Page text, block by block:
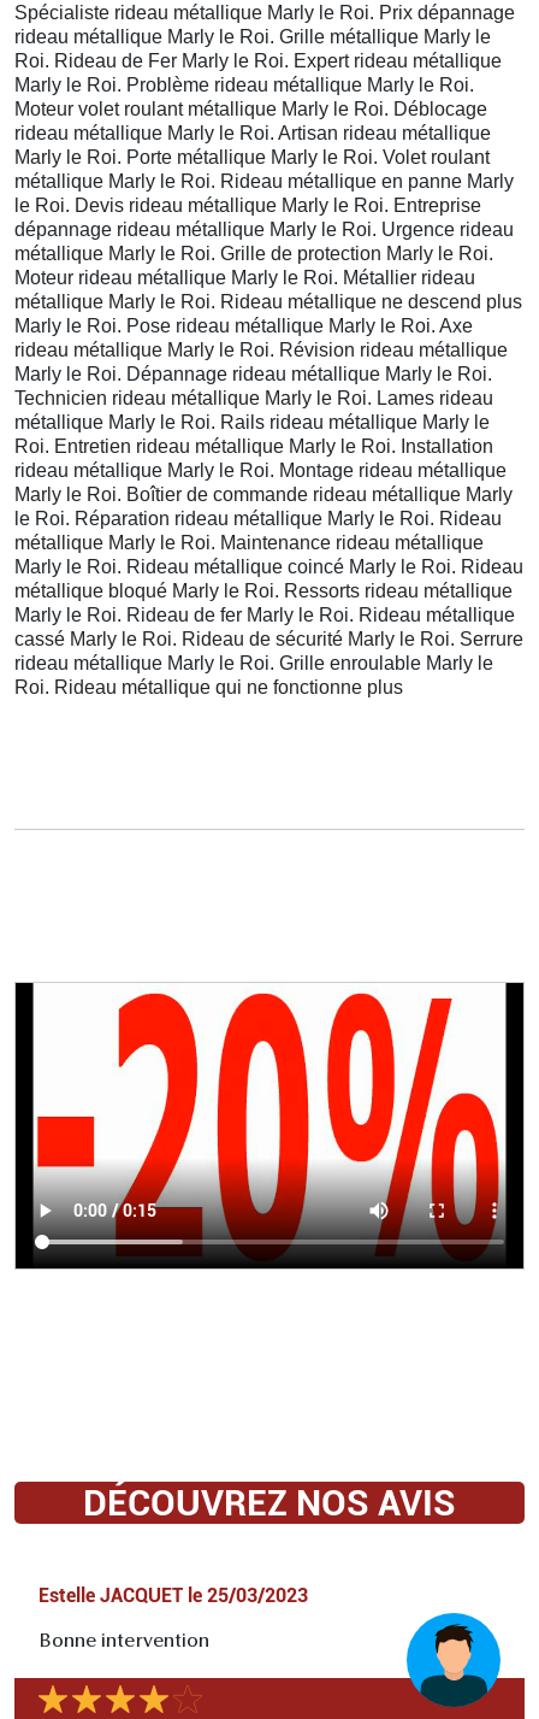
Spécialiste rideau métallique Marly le Roi. Prix dépannage
rideau métallique Marly le Roi. Grille métallique Marly le
Roi. Rideau de Fer Marly le Roi. Expert rideau métallique
Marly le Roi. Problème rideau métallique Marly le Roi.
Moteur volet roulant métallique Marly le Roi. Déblocage
rideau métallique Marly le Roi. Artisan rideau métallique
Marly le Roi. Porte métallique Marly le Roi. Volet roulant
métallique Marly le Roi. Rideau métallique en panne Marly
le Roi. Devis rideau métallique Marly le Roi. Entreprise
dépannage rideau métallique Marly le Roi. Urgence rideau
métallique Marly le Roi. Grille de protection Marly le Roi.
Moteur rideau métallique Marly le Roi. Métallier rideau
métallique Marly le Roi. Rideau métallique ne descend plus
Marly le Roi. Pose rideau métallique Marly le Roi. Axe
rideau métallique Marly le Roi. Révision rideau métallique
Marly le Roi. Dépannage rideau métallique Marly le Roi.
Technicien rideau métallique Marly le Roi. Lames rideau
métallique Marly le Roi. Rails rideau métallique Marly le
Roi. Entretien rideau métallique Marly le Roi. Installation
rideau métallique Marly le Roi. Montage rideau métallique
Marly le Roi. Boîtier de commande rideau métallique Marly
le Roi. Réparation rideau métallique Marly le Roi. Rideau
métallique Marly le Roi. Maintenance rideau métallique
Marly le Roi. Rideau métallique coincé Marly le Roi. Rideau
métallique bloqué Marly le Roi. Ressorts rideau métallique
Marly le Roi. Rideau de fer Marly le Roi. Rideau métallique
cassé Marly le Roi. Rideau de sécurité Marly le Roi. Serrure
rideau métallique Marly le Roi. Grille enroulable Marly le
Roi. Rideau métallique qui ne fonctionne plus
DÉCOUVREZ NOS AVIS
Estelle JACQUET le 25/03/2023
Bonne intervention